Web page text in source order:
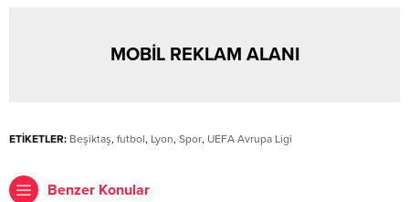
MOBİL REKLAM ALANI
ETİKETLER: Beşiktaş, futbol, Lyon, Spor, UEFA Avrupa Ligi
Benzer Konular